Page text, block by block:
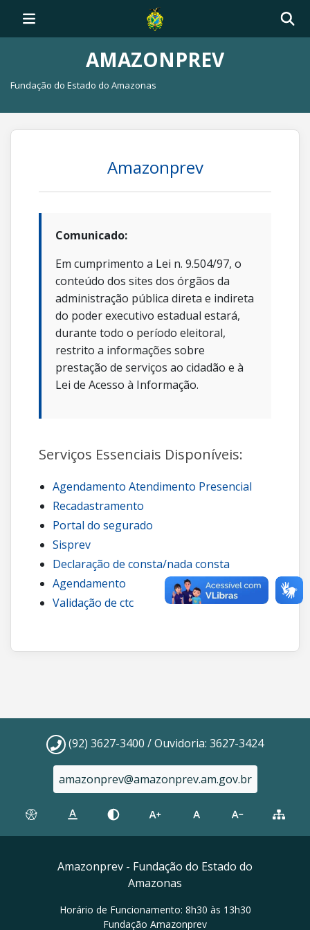
AMAZONPREV
Fundação do Estado do Amazonas
Amazonprev
Comunicado:
Em cumprimento a Lei n. 9.504/97, o
conteúdo dos sites dos órgãos da
administração pública direta e indireta
do poder executivo estadual estará,
durante todo o período eleitoral,
restrito a informações sobre
prestação de serviços ao cidadão e à
Lei de Acesso à Informação.
Serviços Essenciais Disponíveis:
Agendamento Atendimento Presencial
Recadastramento
Portal do segurado
Sisprev
Declaração de consta/nada consta
Agendamento
Validação de ctc
(92) 3627-3400 / Ouvidoria: 3627-3424
amazonprev@amazonprev.am.gov.br
Amazonprev - Fundação do Estado do
Amazonas
Horário de Funcionamento: 8h30 às 13h30
Fundação Amazonprev